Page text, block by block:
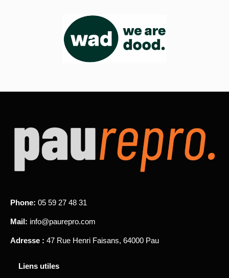
Phone: 05 59 27 48 31
Mail: info@paurepro.com
Adresse : 47 Rue Henri Faisans, 64000 Pau
Liens utiles